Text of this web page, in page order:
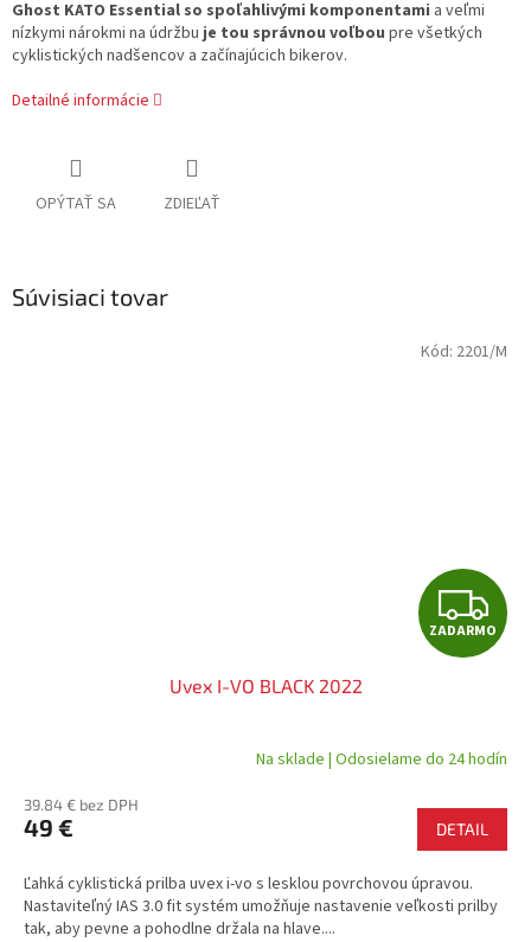
Ghost KATO Essential so spoľahlivými komponentami a veľmi
nízkymi nárokmi na údržbu je tou správnou voľbou pre všetkých
cyklistických nadšencov a začínajúcich bikerov.
Detailné informácie
OPÝTAŤ SA ZDIEĽAŤ
Súvisiaci tovar
Z
A
A
R
M
O
ZADARMO
Uvex I-VO BLACK 2022
Na sklade | Odosielame do 24 hodín
39.84 € bez DPH
49 € DETAIL
Ľahká cyklistická prilba uvex i-vo s lesklou povrchovou úpravou.
Nastaviteľný IAS 3.0 fit systém umožňuje nastavenie veľkosti prilby
tak, aby pevne a pohodlne držala na hlave....
Kód: 2201/M